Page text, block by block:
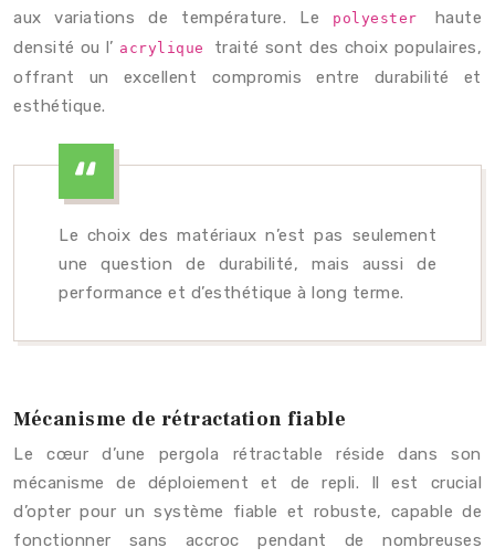
aux variations de température. Le
polyester haute
densité ou l’ acrylique traité sont des choix populaires,
offrant un excellent compromis entre durabilité et
esthétique.
Le choix des matériaux n’est pas seulement
une question de durabilité, mais aussi de
performance et d’esthétique à long terme.
Mécanisme de rétractation fiable
Le cœur d’une pergola rétractable réside dans son
mécanisme de déploiement et de repli. Il est crucial
d’opter pour un système fiable et robuste, capable de
fonctionner sans accroc pendant de nombreuses